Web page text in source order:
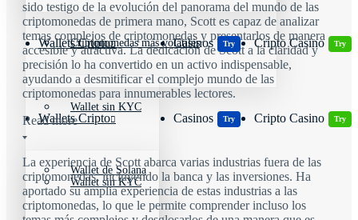
Wallets Cripto
Wallet sin KYC
Wallet de Solana
Casinos Try Cripto Casino Try
Criptomonedas más volátiles
Wallets Cripto
Wallet sin KYC
Casinos Try Cripto Casino Try
sido testigo de la evolución del panorama del mundo de las
criptomonedas de primera mano, Scott es capaz de analizar
temas complejos de criptomonedas y presentarlos de manera
accesible y atractiva. La dedicación de Scott a la claridad y
precisión lo ha convertido en un activo indispensable,
ayudando a desmitificar el complejo mundo de las
criptomonedas para innumerables lectores.
Read more
La experiencia de Scott abarca varias industrias fuera de las
criptomonedas, incluyendo la banca y las inversiones. Ha
aportado su amplia experiencia de estas industrias a las
criptomonedas, lo que le permite comprender incluso los